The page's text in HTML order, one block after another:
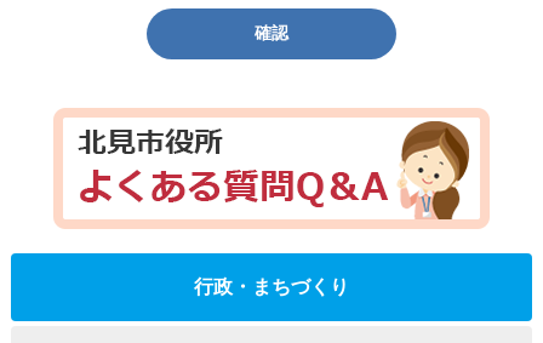
確認
行政・まちづくり